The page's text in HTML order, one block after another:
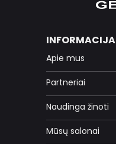
INFORMACIJA
Apie mus
Partneriai
Naudinga žinoti
Mūsų salonai